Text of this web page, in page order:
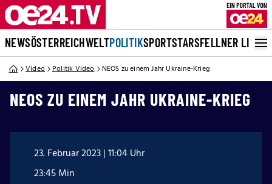
NEWSÖSTERREICHWELTPOLITIKSPORTSTARSFELLNER LIVE
Video Politik Video NEOS zu einem Jahr Ukraine-Krieg
NEOS ZU EINEM JAHR UKRAINE-KRIEG
23. Februar 2023 | 11:04 Uhr
23:45 Min